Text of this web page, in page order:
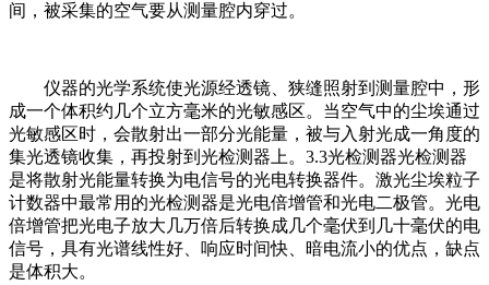
间，被采集的空气要从测量腔内穿过。
仪器的光学系统使光源经透镜、狭缝照射到测量腔中，形
成一个体积约几个立方毫米的光敏感区。当空气中的尘埃通过
光敏感区时，会散射出一部分光能量，被与入射光成一角度的
集光透镜收集，再投射到光检测器上。3.3光检测器光检测器
是将散射光能量转换为电信号的光电转换器件。激光尘埃粒子
计数器中最常用的光检测器是光电倍增管和光电二极管。光电
倍增管把光电子放大几万倍后转换成几个毫伏到几十毫伏的电
信号，具有光谱线性好、响应时间快、暗电流小的优点，缺点
是体积大。